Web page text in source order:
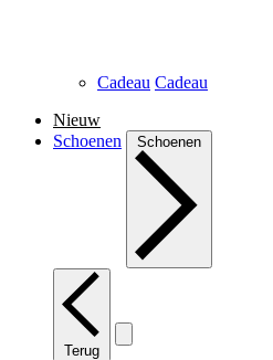
Cadeau Cadeau
Nieuw
Schoenen
Schoenen
Terug